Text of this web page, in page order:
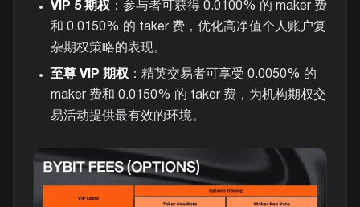
VIP 5 期权：参与者可获得 0.0100% 的 maker 费
和 0.0150% 的 taker 费，优化高净值个人账户复
杂期权策略的表现。
至尊 VIP 期权：精英交易者可享受 0.0050% 的
maker 费和 0.0150% 的 taker 费，为机构期权交
易活动提供最有效的环境。